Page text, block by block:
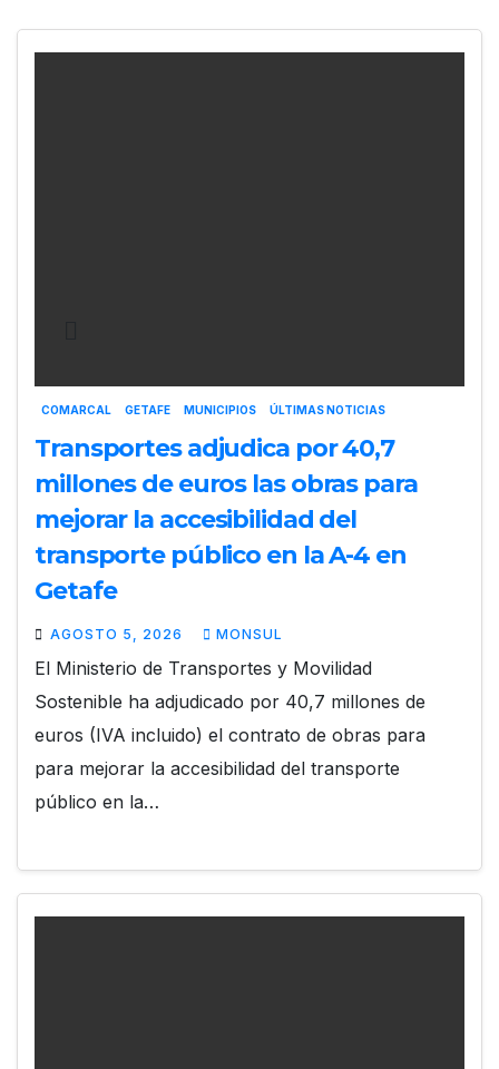
COMARCAL GETAFE MUNICIPIOS ÚLTIMAS NOTICIAS
Transportes adjudica por 40,7
millones de euros las obras para
mejorar la accesibilidad del
transporte público en la A-4 en
Getafe
AGOSTO 5, 2026 MONSUL
El Ministerio de Transportes y Movilidad
Sostenible ha adjudicado por 40,7 millones de
euros (IVA incluido) el contrato de obras para
para mejorar la accesibilidad del transporte
público en la…